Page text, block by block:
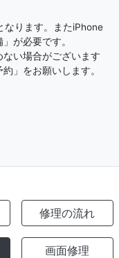
なります。またiPhone
が必要です。
い場合がございます
」をお願いします。
修理の流れ
画面修理